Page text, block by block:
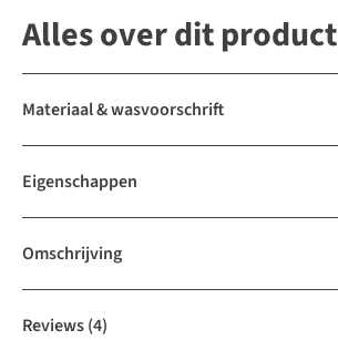
Alles over dit product
Materiaal & wasvoorschrift
Eigenschappen
Omschrijving
Reviews(4)